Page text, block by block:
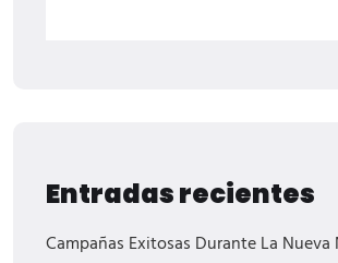
Entradas recientes
Campañas Exitosas Durante La